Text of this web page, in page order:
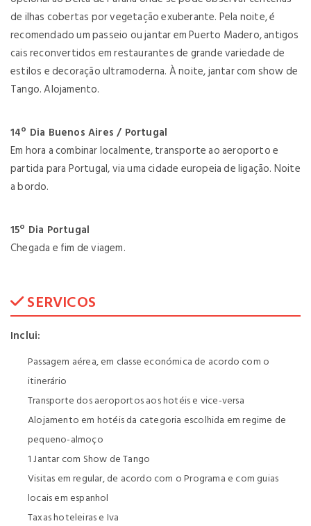
de ilhas cobertas por vegetação exuberante. Pela noite, é
recomendado um passeio ou jantar em Puerto Madero, antigos
cais reconvertidos em restaurantes de grande variedade de
estilos e decoração ultramoderna. À noite, jantar com show de
Tango. Alojamento.
14º Dia Buenos Aires / Portugal
Em hora a combinar localmente, transporte ao aeroporto e
partida para Portugal, via uma cidade europeia de ligação. Noite
a bordo.
15º Dia Portugal
Chegada e fim de viagem.
SERVICOS
Inclui:
Passagem aérea, em classe económica de acordo com o
itinerário
Transporte dos aeroportos aos hotéis e vice-versa
Alojamento em hotéis da categoria escolhida em regime de
pequeno-almoço
1 Jantar com Show de Tango
Visitas em regular, de acordo com o Programa e com guias
locais em espanhol
Taxas hoteleiras e Iva